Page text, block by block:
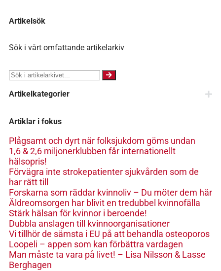
Artikelsök
Sök i vårt omfattande artikelarkiv
Artikelkategorier
Artiklar i fokus
Plågsamt och dyrt när folksjukdom göms undan
1,6 & 2,6 miljonerklubben får internationellt
hälsopris!
Förvägra inte strokepatienter sjukvården som de
har rätt till
Forskarna som räddar kvinnoliv – Du möter dem här
Äldreomsorgen har blivit en tredubbel kvinnofälla
Stärk hälsan för kvinnor i beroende!
Dubbla anslagen till kvinnoorganisationer
Vi tillhör de sämsta i EU på att behandla osteoporos
Loopeli – appen som kan förbättra vardagen
Man måste ta vara på livet! – Lisa Nilsson & Lasse
Berghagen